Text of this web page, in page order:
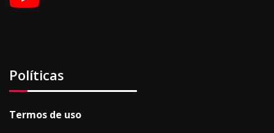
Políticas
Termos de uso